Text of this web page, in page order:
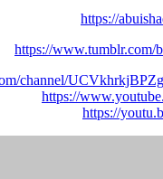
https://
https://www.tumblr.com/
channel/
https://
https://